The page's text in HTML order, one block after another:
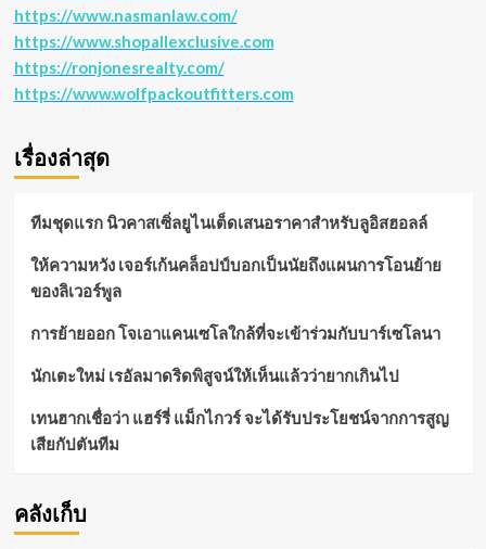
https://www.nasmanlaw.com/
https://www.shopallexclusive.com
https://ronjonesrealty.com/
https://www.wolfpackoutfitters.com
เรื่องล่าสุด
ทีมชุดแรก นิวคาสเซิ่ลยูไนเต็ดเสนอราคาสำหรับลูอิสฮอลล์
ให้ความหวัง เจอร์เก้นคล็อปป์บอกเป็นนัยถึงแผนการโอนย้าย
ของลิเวอร์พูล
การย้ายออก โจเอาแคนเซโลใกล้ที่จะเข้าร่วมกับบาร์เซโลนา
นักเตะใหม่ เรอัลมาดริดพิสูจน์ให้เห็นแล้วว่ายากเกินไป
เทนฮากเชื่อว่า แฮร์รี่ แม็กไกวร์ จะได้รับประโยชน์จากการสูญ
เสียกัปตันทีม
คลังเก็บ